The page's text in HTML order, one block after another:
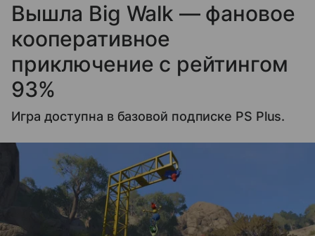
Вышла Big Walk — фановое
кооперативное
приключение с рейтингом
93%
Игра доступна в базовой подписке PS Plus.